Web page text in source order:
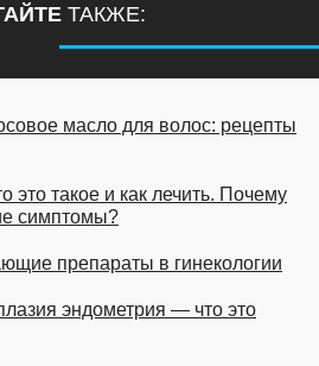
ТАКЖЕ:
масло для волос: рецепты
это такое и как лечить. Почему
симптомы?
препараты в гинекологии
эндометрия — что это